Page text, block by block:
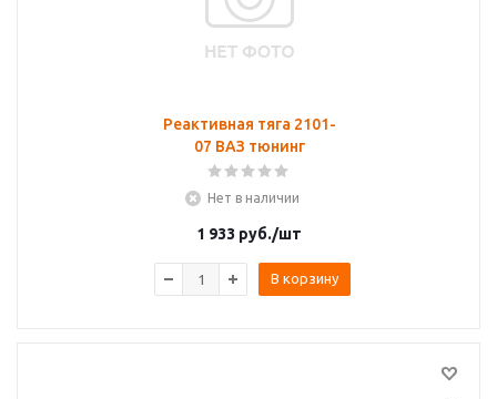
Реактивная тяга 2101-
07 ВАЗ тюнинг
Нет в наличии
1 933 руб./шт
В корзину